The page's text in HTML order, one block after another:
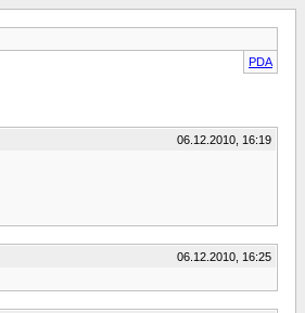
PDA
06.12.2010, 16:19
06.12.2010, 16:25